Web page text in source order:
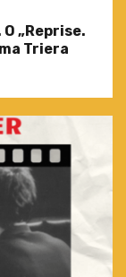
„Reprise.
Triera